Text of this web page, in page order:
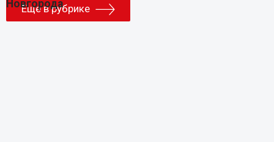
Еще в рубрике